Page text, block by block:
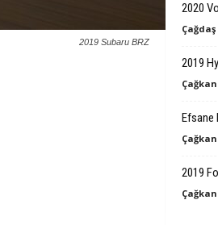
2019 Subaru BRZ
2020
Çağdaş
2019
Çağkan
Efsane
Çağkan
2019
Çağkan